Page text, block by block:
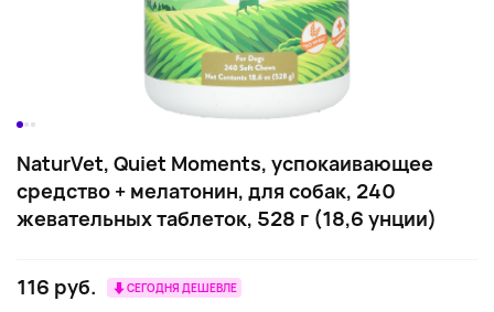
NaturVet, Quiet Moments, успокаивающее
средство + мелатонин, для собак, 240
жевательных таблеток, 528 г (18,6 унции)
116 руб. СЕГОДНЯ ДЕШЕВЛЕ